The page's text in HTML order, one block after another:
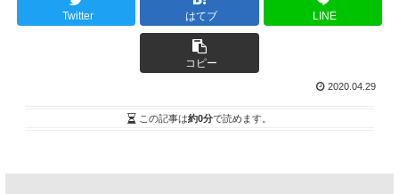
Twitter はてブ LINE
コピー
2020.04.29
この記事は約0分で読めます。